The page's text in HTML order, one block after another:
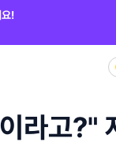
요!
라고?"